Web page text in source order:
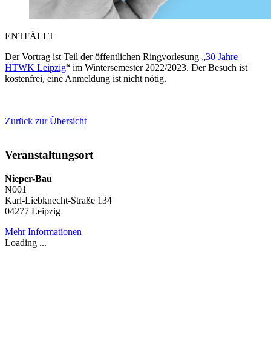
ENTFÄLLT
Der Vortrag ist Teil der öffentlichen Ringvorlesung „30 Jahre
HTWK Leipzig“ im Wintersemester 2022/2023. Der Besuch ist
kostenfrei, eine Anmeldung ist nicht nötig.
Zurück zur Übersicht
Veranstaltungsort
Nieper-Bau
N001
Karl-Liebknecht-Straße 134
04277 Leipzig
Mehr Informationen
Loading ...